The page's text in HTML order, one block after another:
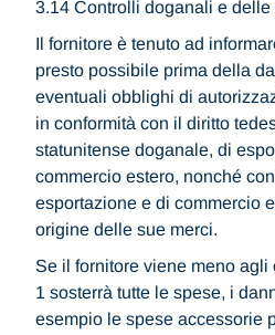
3.14 Controlli doganali e delle
Il fornitore è tenuto ad
presto possibile prima della
eventuali obblighi di
in conformità con il diritto
statunitense doganale, di
commercio estero, nonché
esportazione e di commercio
origine delle sue merci.
Se il fornitore viene meno
1 sosterrà tutte le spese, i
esempio le spese accessorie